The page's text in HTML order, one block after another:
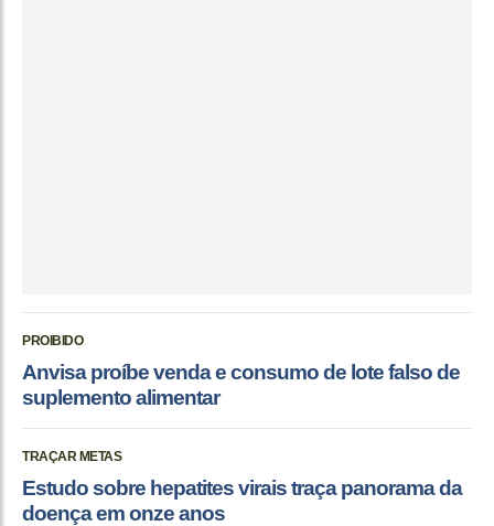
PROIBIDO
Anvisa proíbe venda e consumo de lote falso de
suplemento alimentar
TRAÇAR METAS
Estudo sobre hepatites virais traça panorama da
doença em onze anos